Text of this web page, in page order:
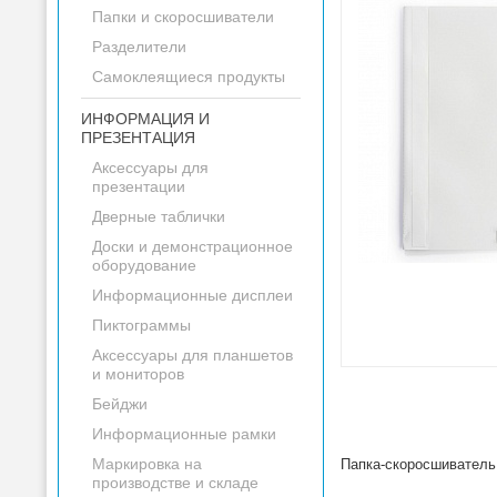
Папки и скоросшиватели
Разделители
Самоклеящиеся продукты
ИНФОРМАЦИЯ И
ПРЕЗЕНТАЦИЯ
Аксессуары для
презентации
Дверные таблички
Доски и демонстрационное
оборудование
Информационные дисплеи
Пиктограммы
Аксессуары для планшетов
и мониторов
Бейджи
Информационные рамки
Маркировка на
производстве и складе
Папка-